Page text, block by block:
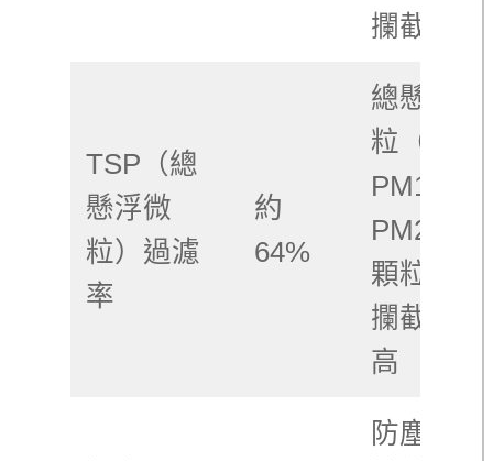
攔截
TSP（總
懸浮微
粒）過濾
率
約
64%
總懸浮微
粒（含
PM10、
PM2.5）
顆粒越大
攔截率越
高
防塵效果